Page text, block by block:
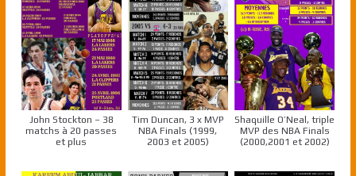
John Stockton – 38
matchs à 20 passes
et plus
Tim Duncan, 3 x MVP
NBA Finals (1999,
2003 et 2005)
Shaquille O’Neal, triple
MVP des NBA Finals
(2000,2001 et 2002)